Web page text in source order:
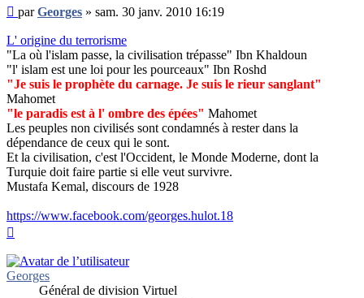
Message
non
lu
parGeorges » sam. 30 janv. 2010 16:19
L' origine du terrorisme
"La où l'islam passe, la civilisation trépasse" Ibn Khaldoun
"l' islam est une loi pour les pourceaux" Ibn Roshd
"Je suis le prophète du carnage. Je suis le rieur sanglant"
Mahomet
"le paradis est à l' ombre des épées" Mahomet
Les peuples non civilisés sont condamnés à rester dans la
dépendance de ceux qui le sont.
Et la civilisation, c'est l'Occident, le Monde Moderne, dont la
Turquie doit faire partie si elle veut survivre.
Mustafa Kemal, discours de 1928
https://www.facebook.com/georges.hulot.18
Georges
Général de division Virtuel